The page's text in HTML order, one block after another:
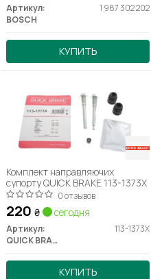
Артикул:
1 987 302 202
BOSCH
КУПИТЬ
Комплект направляючих
супорту QUICK BRAKE 113-1373X
0 отзывов
220 ₴ сегодня
Артикул:
113-1373X
QUICK BRAKE
КУПИТЬ